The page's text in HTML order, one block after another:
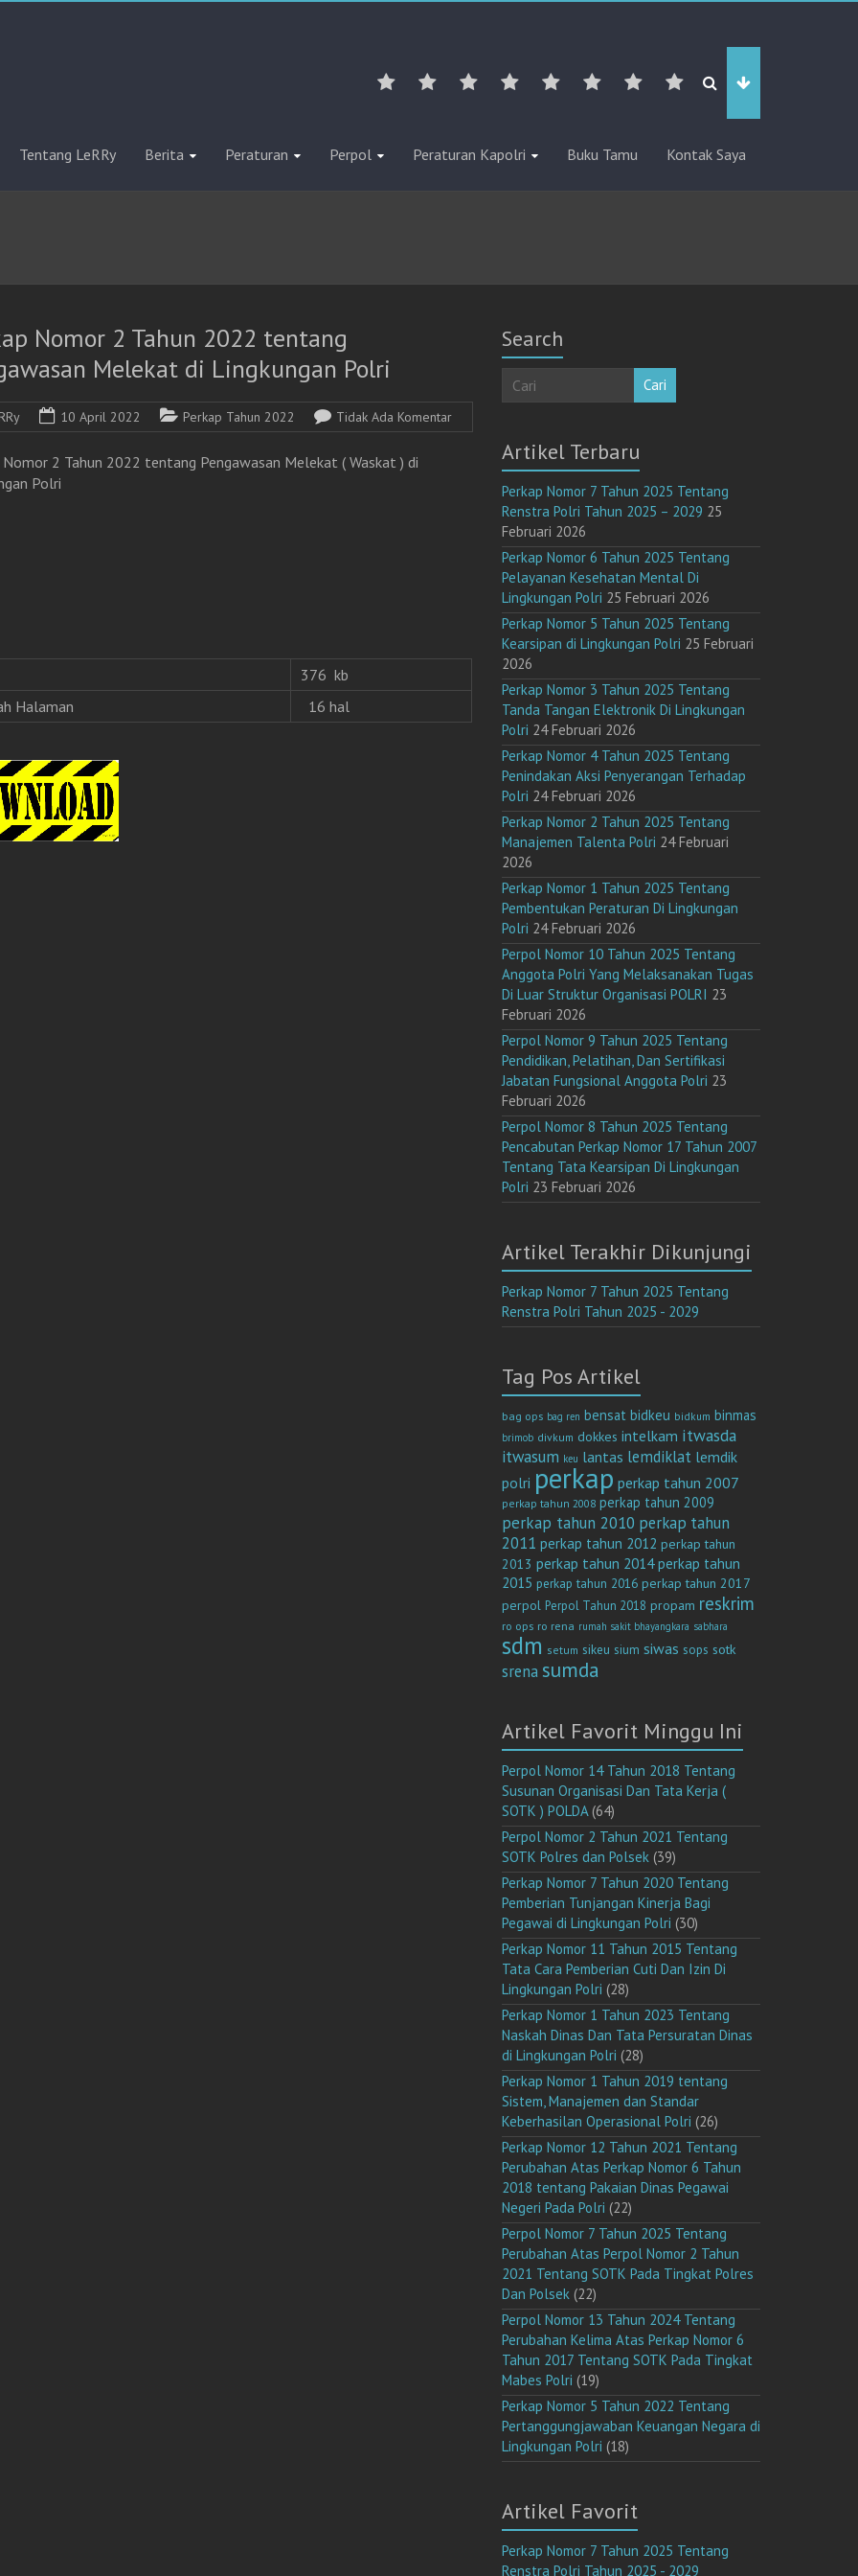
Tentang LeRRy Berita Peraturan Perpol Peraturan Kapolri Buku Tamu Kontak Saya
Nomor 2 Tahun 2022 tentang
Melekat di Lingkungan Polri
10 April 2022 Perkap Tahun 2022 Tidak Ada Komentar
Nomor 2 Tahun 2022 tentang Pengawasan Melekat ( Waskat ) di
Polri
376 kb
Halaman
16 hal
Search
Cari
Artikel Terbaru
Perkap Nomor 7 Tahun 2025 Tentang
Renstra Polri Tahun 2025 – 2029 25
Februari 2026
Perkap Nomor 6 Tahun 2025 Tentang
Pelayanan Kesehatan Mental Di
Lingkungan Polri 25 Februari 2026
Perkap Nomor 5 Tahun 2025 Tentang
Kearsipan di Lingkungan Polri 25 Februari
2026
Perkap Nomor 3 Tahun 2025 Tentang
Tanda Tangan Elektronik Di Lingkungan
Polri 24 Februari 2026
Perkap Nomor 4 Tahun 2025 Tentang
Penindakan Aksi Penyerangan Terhadap
Polri 24 Februari 2026
Perkap Nomor 2 Tahun 2025 Tentang
Manajemen Talenta Polri 24 Februari
2026
Perkap Nomor 1 Tahun 2025 Tentang
Pembentukan Peraturan Di Lingkungan
Polri 24 Februari 2026
Perpol Nomor 10 Tahun 2025 Tentang
Anggota Polri Yang Melaksanakan Tugas
Di Luar Struktur Organisasi POLRI 23
Februari 2026
Perpol Nomor 9 Tahun 2025 Tentang
Pendidikan, Pelatihan, Dan Sertifikasi
Jabatan Fungsional Anggota Polri 23
Februari 2026
Perpol Nomor 8 Tahun 2025 Tentang
Pencabutan Perkap Nomor 17 Tahun 2007
Tentang Tata Kearsipan Di Lingkungan
Polri 23 Februari 2026
Artikel Terakhir Dikunjungi
Perkap Nomor 7 Tahun 2025 Tentang
Renstra Polri Tahun 2025 - 2029
Tag Pos Artikel
bag ops bag ren bensat bidkeu bidkum binmas
brimob divkum dokkes intelkam itwasda
itwasum keu lantas lemdiklat lemdik
polri perkap perkap tahun 2007
perkap tahun 2008 perkap tahun 2009
perkap tahun 2010 perkap tahun
2011 perkap tahun 2012 perkap tahun
2013 perkap tahun 2014 perkap tahun
2015 perkap tahun 2016 perkap tahun 2017
perpol Perpol Tahun 2018 propam reskrim
ro ops ro rena rumah sakit bhayangkara sabhara
sdm setum sikeu sium siwas sops sotk
srena sumda
Artikel Favorit Minggu Ini
Perpol Nomor 14 Tahun 2018 Tentang
Susunan Organisasi Dan Tata Kerja (
SOTK ) POLDA(64)
Perpol Nomor 2 Tahun 2021 Tentang
SOTK Polres dan Polsek (39)
Perkap Nomor 7 Tahun 2020 Tentang
Pemberian Tunjangan Kinerja Bagi
Pegawai di Lingkungan Polri (30)
Perkap Nomor 11 Tahun 2015 Tentang
Tata Cara Pemberian Cuti Dan Izin Di
Lingkungan Polri (28)
Perkap Nomor 1 Tahun 2023 Tentang
Naskah Dinas Dan Tata Persuratan Dinas
di Lingkungan Polri (28)
Perkap Nomor 1 Tahun 2019 tentang
Sistem, Manajemen dan Standar
Keberhasilan Operasional Polri (26)
Perkap Nomor 12 Tahun 2021 Tentang
Perubahan Atas Perkap Nomor 6 Tahun
2018 tentang Pakaian Dinas Pegawai
Negeri Pada Polri (22)
Perpol Nomor 7 Tahun 2025 Tentang
Perubahan Atas Perpol Nomor 2 Tahun
2021 Tentang SOTK Pada Tingkat Polres
Dan Polsek (22)
Perpol Nomor 13 Tahun 2024 Tentang
Perubahan Kelima Atas Perkap Nomor 6
Tahun 2017 Tentang SOTK Pada Tingkat
Mabes Polri (19)
Perkap Nomor 5 Tahun 2022 Tentang
Pertanggungjawaban Keuangan Negara di
Lingkungan Polri (18)
Artikel Favorit
Perkap Nomor 7 Tahun 2025 Tentang
Renstra Polri Tahun 2025 - 2029